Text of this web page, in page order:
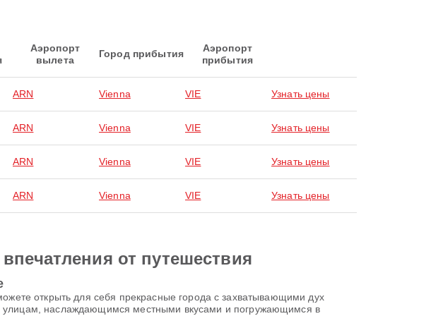
Аэропорт
вылета
Город прибытия
Аэропорт
прибытия
ARN Vienna VIE Узнать цены
ARN Vienna VIE Узнать цены
ARN Vienna VIE Узнать цены
ARN Vienna VIE Узнать цены
от путешествия
открыть для себя прекрасные города с захватывающими дух
наслаждающимся местными вкусами и погружающимся в